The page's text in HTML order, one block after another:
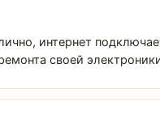
интернет
своей